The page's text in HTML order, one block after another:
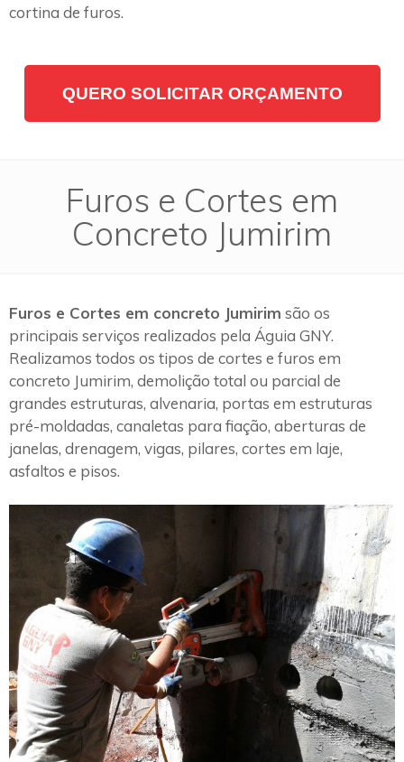
cortina de furos.
QUERO SOLICITAR ORÇAMENTO
Furos e Cortes em
Concreto Jumirim
Furos e Cortes em concreto Jumirim são os
principais serviços realizados pela Águia GNY.
Realizamos todos os tipos de cortes e furos em
concreto Jumirim, demolição total ou parcial de
grandes estruturas, alvenaria, portas em estruturas
pré-moldadas, canaletas para fiação, aberturas de
janelas, drenagem, vigas, pilares, cortes em laje,
asfaltos e pisos.